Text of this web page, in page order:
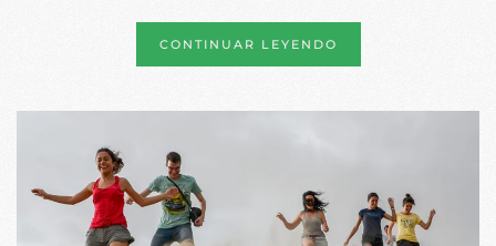
CONTINUAR LEYENDO